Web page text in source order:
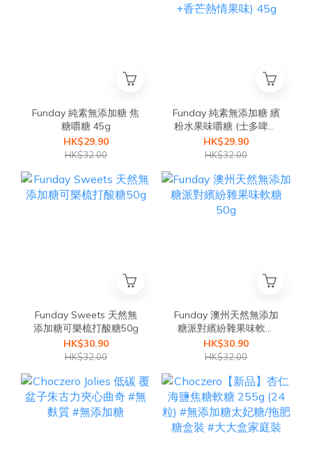
Funday 純素無添加糖 焦
糖嚼糖 45g
HK$29.90
HK$32.00
Funday 純素無添加糖 繽
粉水果味嚼糖 (士多啤梨
HK$29.90
HK$32.00
Funday Sweets 天然無
添加糖可樂梳打酸糖50g
HK$30.90
HK$32.00
Funday 澳州天然無添加
糖派對繽紛雜果味軟糖
50g
HK$30.90
HK$32.00